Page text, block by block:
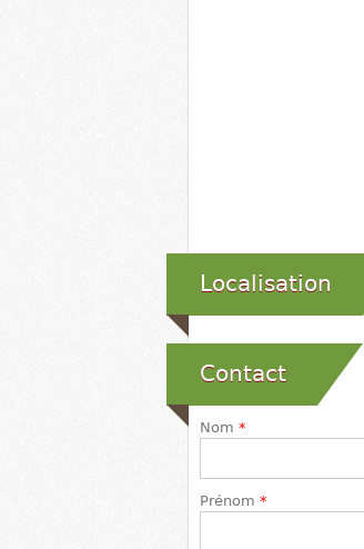
Localisation
Contact
Nom *
Prénom *